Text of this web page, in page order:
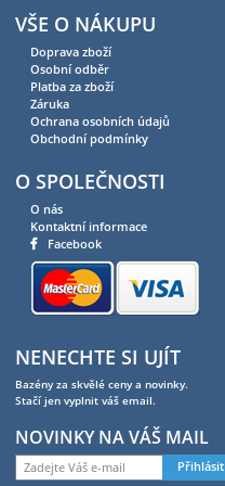
VŠE O NÁKUPU
Doprava zboží
Osobní odběr
Platba za zboží
Záruka
Ochrana osobních údajů
Obchodní podmínky
O SPOLEČNOSTI
O nás
Kontaktní informace
Facebook
NENECHTE SI UJÍT
Bazény za skvělé ceny a novinky.
Stačí jen vyplnit váš email.
NOVINKY NA VÁŠ MAIL
Přihlásit